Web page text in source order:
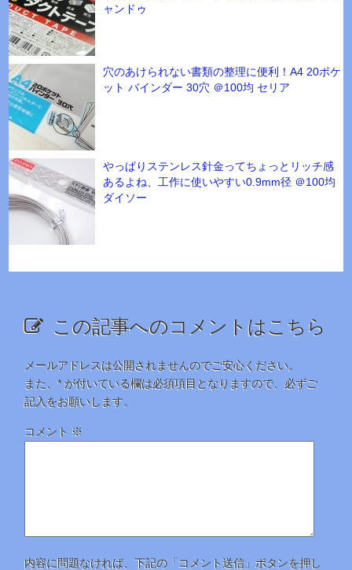
ャンドゥ
穴のあけられない書類の整理に便利！A4 20ポケ
ット バインダー 30穴 ＠100均 セリア
やっぱりステンレス針金ってちょっとリッチ感
あるよね、工作に使いやすい0.9mm径 ＠100均
ダイソー
この記事へのコメントはこちら
メールアドレスは公開されませんのでご安心ください。
また、* が付いている欄は必須項目となりますので、必ずご
記入をお願いします。
コメント ※
内容に問題なければ、下記の「コメント送信」ボタンを押し